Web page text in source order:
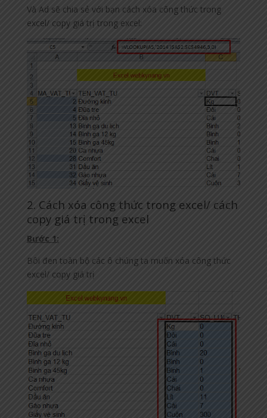
Và Ad sẽ chia sẻ với bạn cách xóa công thức trong
excel/ copy giá trị trong excel:
2. Cách xóa công thức trong excel/ cách
copy giá trị trong excel
Bước 1:
Bôi đen toàn bộ các ô chúng ta muốn xóa công thức
excel/ copy giá trị